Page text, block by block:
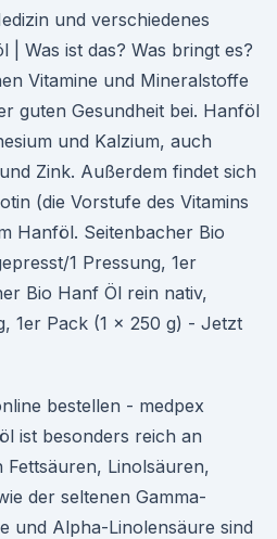
und ver­schiedenes
Was ist das? Was bringt es?
Vitamine und Mineralstoffe
guten Gesundheit bei. Hanföl
und Kalzium, auch
Zink. Außerdem findet sich
(die Vorstufe des Vitamins
Hanföl. Seitenbacher Bio
1 Pressung, 1er
Bio Hanf Öl rein nativ,
1er Pack (1 x 250 g) - Jetzt
bestellen - medpex
ist besonders reich an
Linolsäuren,
der seltenen Gamma-
und Alpha-Linolensäure sind